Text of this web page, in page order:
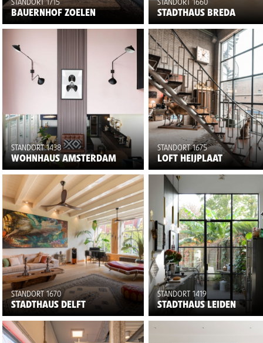
BAUERNHOF ZOELEN STADTHAUS BREDA
STANDORT 1438
WOHNHAUS AMSTERDAM
STANDORT 1675
LOFT HEIJPLAAT
STANDORT 1670
STADTHAUS DELFT
STANDORT 1419
STADTHAUS LEIDEN